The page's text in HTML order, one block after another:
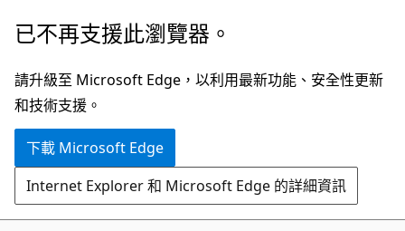
跳
主
要
內
跳
頁
面
內
覽
已不再支援此瀏覽器。
請升級至 Microsoft Edge，以利用最新功能、安全性更新
和技術支援。
下載 Microsoft Edge
Internet Explorer 和 Microsoft Edge 的詳細資訊